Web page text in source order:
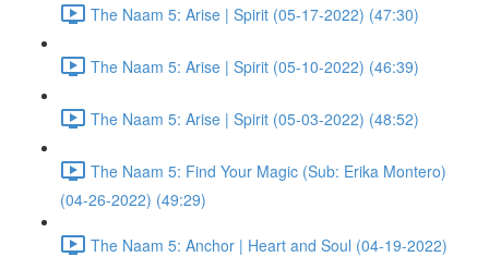
The Naam 5: Arise | Spirit (05-17-2022) (47:30)
The Naam 5: Arise | Spirit (05-10-2022) (46:39)
The Naam 5: Arise | Spirit (05-03-2022) (48:52)
The Naam 5: Find Your Magic (Sub: Erika Montero)
(04-26-2022) (49:29)
The Naam 5: Anchor | Heart and Soul (04-19-2022)